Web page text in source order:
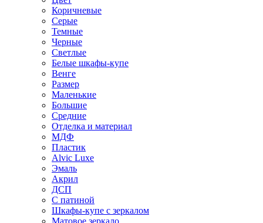
Коричневые
Серые
Темные
Черные
Светлые
Белые шкафы-купе
Венге
Размер
Маленькие
Большие
Средние
Отделка и материал
МДФ
Пластик
Alvic Luxe
Эмаль
Акрил
ДСП
С патиной
Шкафы-купе с зеркалом
Матовое зеркало